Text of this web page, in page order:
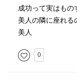
成功って実はもの
美人の隣に座れる
美人
0